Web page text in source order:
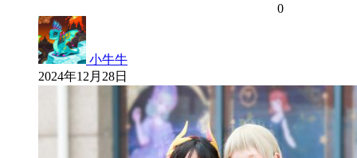
0
小牛牛
2024年12月28日